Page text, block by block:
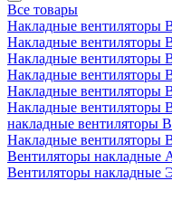
Все товары
Накладные вентиляторы
Накладные вентиляторы
Накладные вентиляторы
Накладные вентиляторы
Накладные вентиляторы
Накладные вентиляторы
накладные вентиляторы
Накладные вентиляторы
Вентиляторы накладные
Вентиляторы накладные